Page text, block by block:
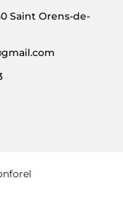
Saint Orens-de-